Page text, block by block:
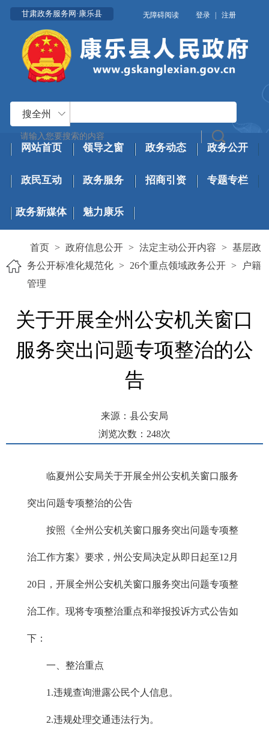
甘肃政务服务网·康乐县 无障碍阅读 登录 | 注册
搜全州
网站首页 领导之窗 政务动态 政务公开
政民互动 政务服务 招商引资 专题专栏
政务新媒体 魅力康乐
首页 > 政府信息公开 > 法定主动公开内容 > 基层政
务公开标准化规范化 > 26个重点领域政务公开 >
户籍
管理
关于开展全州公安机关窗口
服务突出问题专项整治的公
告
来源：县公安局
浏览次数： 248次
临夏州公安局关于开展全州公安机关窗口服务
突出问题专项整治的公告
按照《全州公安机关窗口服务突出问题专项整
治工作方案》要求，州公安局决定从即日起至12月
20日，开展全州公安机关窗口服务突出问题专项整
治工作。现将专项整治重点和举报投诉方式公告如
下：
一、整治重点
1.违规查询泄露公民个人信息。
2.违规处理交通违法行为。